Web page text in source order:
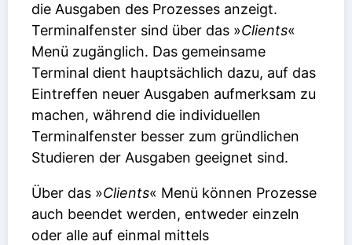
die Ausgaben des Prozesses anzeigt.
Terminalfenster sind über das »Clients«
Menü zugänglich. Das gemeinsame
Terminal dient hauptsächlich dazu, auf das
Eintreffen neuer Ausgaben aufmerksam zu
machen, während die individuellen
Terminalfenster besser zum gründlichen
Studieren der Ausgaben geeignet sind.
Über das »Clients« Menü können Prozesse
auch beendet werden, entweder einzeln
oder alle auf einmal mittels